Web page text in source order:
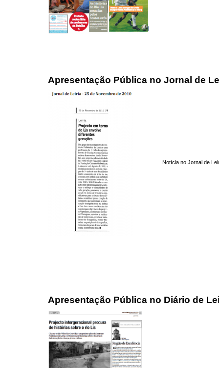
Apresentação Pública no Jornal de
Notícia no Jornal de
Apresentação Pública no Diário de